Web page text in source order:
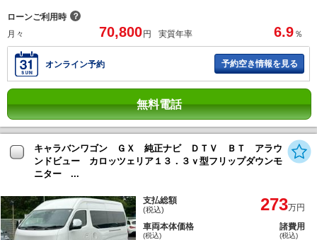
ローンご利用時 ？
月々
70,800円 実質年率 6.9 ％
オンライン予約 予約空き情報を見る
無料電話
キャラバンワゴン ＧＸ 純正ナビ ＤＴＶ ＢＴ アラウ
ンドビュー カロッツェリア１３．３ｖ型フリップダウンモ
ニター ...
支払総額
(税込) 273万円
車両本体価格
(税込)
諸費用
(税込)